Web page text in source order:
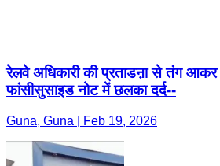
रेलवे अधिकारी की प्रताडऩा से तंग आकर
फांसीसुसाइड नोट में छलका दर्द--
Guna, Guna | Feb 19, 2026